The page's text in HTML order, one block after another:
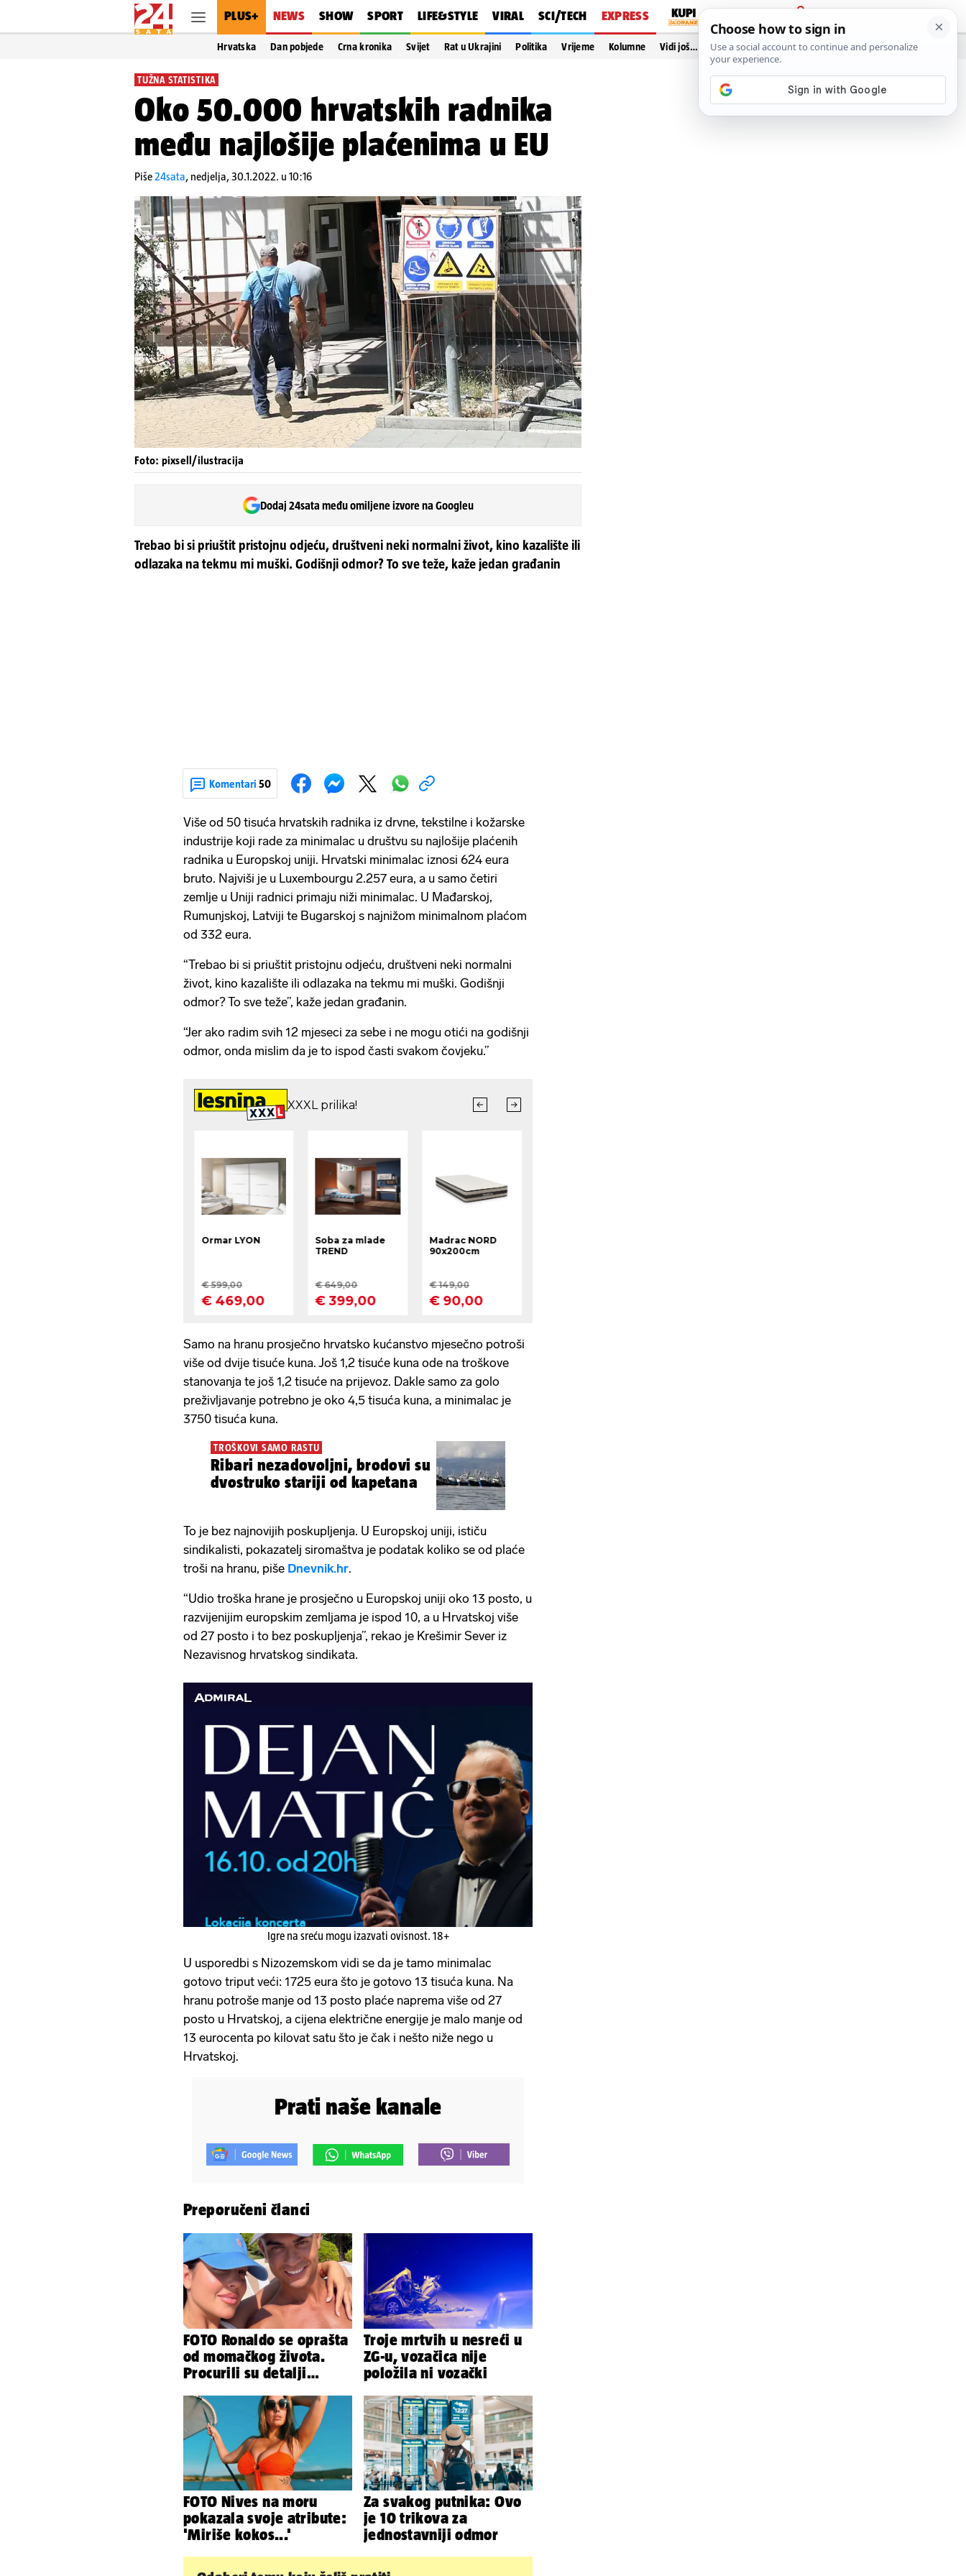
PLUS+ NEWS SHOW SPORT LIFE&STYLE VIRAL SCI/TECH EXPRESS
PRIJAVA
Hrvatska Dan pobjede Crna kronika Svijet Rat u Ukrajini Politika Vrijeme Kolumne Vidi još…
TUŽNA STATISTIKA
Oko 50.000 hrvatskih radnika
među najlošije plaćenima u EU
Piše24sata, nedjelja, 30.1.2022. u 10:16
Foto: pixsell/ilustracija
Dodaj 24sata među omiljene izvore na Googleu
Trebao bi si priuštit pristojnu odjeću, društveni neki normalni život, kino kazalište ili
odlazaka na tekmu mi muški. Godišnji odmor? To sve teže, kaže jedan građanin
Komentari 50
Više od 50 tisuća hrvatskih radnika iz drvne, tekstilne i kožarske
industrije koji rade za minimalac u društvu su najlošije plaćenih
radnika u Europskoj uniji. Hrvatski minimalac iznosi 624 eura
bruto. Najviši je u Luxembourgu 2.257 eura, a u samo četiri
zemlje u Uniji radnici primaju niži minimalac. U Mađarskoj,
Rumunjskoj, Latviji te Bugarskoj s najnižom minimalnom plaćom
od 332 eura.
“Trebao bi si priuštit pristojnu odjeću, društveni neki normalni
život, kino kazalište ili odlazaka na tekmu mi muški. Godišnji
odmor? To sve teže”, kaže jedan građanin.
“Jer ako radim svih 12 mjeseci za sebe i ne mogu otići na godišnji
odmor, onda mislim da je to ispod časti svakom čovjeku.”
Samo na hranu prosječno hrvatsko kućanstvo mjesečno potroši
više od dvije tisuće kuna. Još 1,2 tisuće kuna ode na troškove
stanovanja te još 1,2 tisuće na prijevoz. Dakle samo za golo
preživljavanje potrebno je oko 4,5 tisuća kuna, a minimalac je
3750 tisuća kuna.
TROŠKOVI SAMO RASTU
Ribari nezadovoljni, brodovi su
dvostruko stariji od kapetana
To je bez najnovijih poskupljenja. U Europskoj uniji, ističu
sindikalisti, pokazatelj siromaštva je podatak koliko se od plaće
troši na hranu, piše Dnevnik.hr.
“Udio troška hrane je prosječno u Europskoj uniji oko 13 posto, u
razvijenijim europskim zemljama je ispod 10, a u Hrvatskoj više
od 27 posto i to bez poskupljenja”, rekao je Krešimir Sever iz
Nezavisnog hrvatskog sindikata.
Igre na sreću mogu izazvati ovisnost. 18+
U usporedbi s Nizozemskom vidi se da je tamo minimalac
gotovo triput veći: 1725 eura što je gotovo 13 tisuća kuna. Na
hranu potroše manje od 13 posto plaće naprema više od 27
posto u Hrvatskoj, a cijena električne energije je malo manje od
13 eurocenta po kilovat satu što je čak i nešto niže nego u
Hrvatskoj.
Prati naše kanale
Preporučeni članci
FOTO Ronaldo se oprašta
od momačkog života.
Procurili su detalji
Troje mrtvih u nesreći u
ZG-u, vozačica nije
položila ni vozački
FOTO Nives na moru
pokazala svoje atribute:
'Miriše kokos...'
Za svakog putnika: Ovo
je 10 trikova za
jednostavniji odmor